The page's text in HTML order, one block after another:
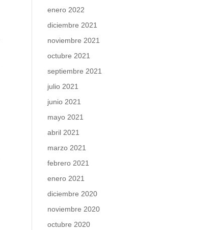
enero 2022
diciembre 2021
noviembre 2021
octubre 2021
septiembre 2021
julio 2021
junio 2021
mayo 2021
abril 2021
marzo 2021
febrero 2021
enero 2021
diciembre 2020
noviembre 2020
octubre 2020